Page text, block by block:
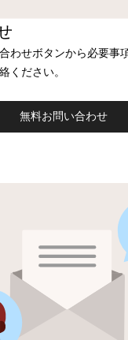
わせボタンから必要事
ください。
無料お問い合わせ